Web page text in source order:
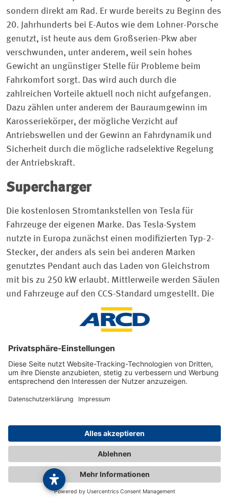
sondern direkt am Rad. Er wurde bereits zu Beginn des
20. Jahrhunderts bei E-Autos wie dem Lohner-Porsche
genutzt, ist heute aus dem Großserien-Pkw aber
verschwunden, unter anderem, weil sein hohes
Gewicht an ungünstiger Stelle für Probleme beim
Fahrkomfort sorgt. Das wird auch durch die
zahlreichen Vorteile aktuell noch nicht aufgefangen.
Dazu zählen unter anderem der Bauraumgewinn im
Karosseriekörper, der mögliche Verzicht auf
Antriebswellen und der Gewinn an Fahrdynamik und
Sicherheit durch die mögliche radselektive Regelung
der Antriebskraft.
Supercharger
Die kostenlosen Stromtankstellen von Tesla für
Fahrzeuge der eigenen Marke. Das Tesla-System
nutzte in Europa zunächst einen modifizierten Typ-2-
Stecker, der anders als sein bei anderen Marken
genutztes Pendant auch das Laden von Gleichstrom
mit bis zu 250 kW erlaubt. Mittlerweile werden Säulen
und Fahrzeuge auf den CCS-Standard umgestellt. Die
Batterien von Model S, Model X und Co. können an
Superchargern innerhalb weniger Minuten aufgeladen
modellabhängig nach Minuten oder Kilowattstunden
(33 Cent) abgerechnet. Insgesamt betreibt Tesla nach
eigenen Angaben in Europa über 1.800 Ladestationen
wichtigen Magistralen, um seinen Kunden auch
Fahrzeuge anderer Marken können Supercharger nicht
nutzen, Tesla-Modelle hingegen können hingegen an
Typ-2- und gegebenenfalls an CCS-Ladesäulen tanken.
Ultraschnellladen